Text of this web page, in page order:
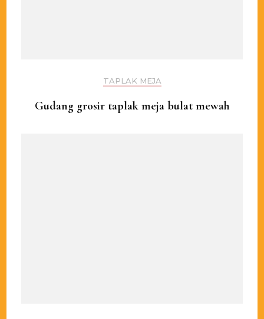
TAPLAK MEJA
Gudang grosir taplak meja bulat mewah